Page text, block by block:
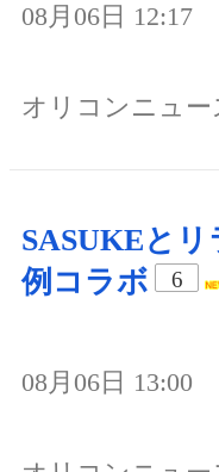
08月06日 12:17
オリコンニュー
SASUKEと
例コラボ
6
08月06日 13:00